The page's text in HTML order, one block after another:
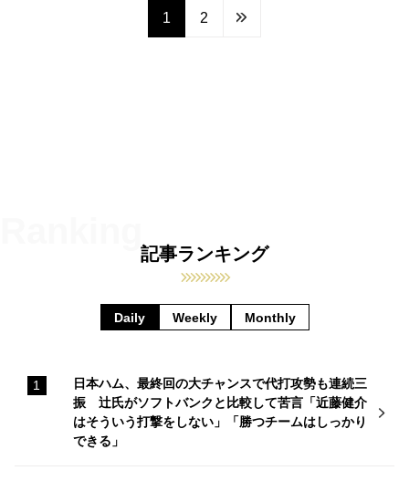
1 2
記事ランキング
Daily Weekly Monthly
日本ハム、最終回の大チャンスで代打攻勢も連続三
振 辻氏がソフトバンクと比較して苦言「近藤健介
はそういう打撃をしない」「勝つチームはしっかり
できる」